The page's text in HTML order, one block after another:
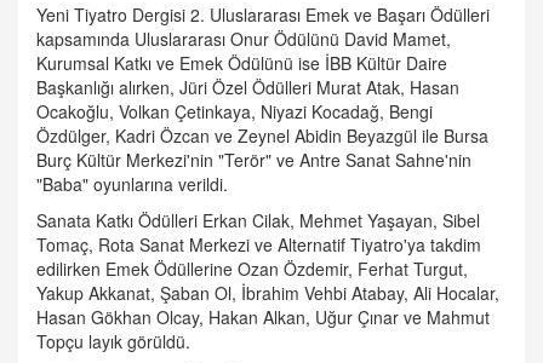
Yeni Tiyatro Dergisi 2. Uluslararası Emek ve Başarı Ödülleri
kapsamında Uluslararası Onur Ödülünü David Mamet,
Kurumsal Katkı ve Emek Ödülünü ise İBB Kültür Daire
Başkanlığı alırken, Jüri Özel Ödülleri Murat Atak, Hasan
Ocakoğlu, Volkan Çetinkaya, Niyazi Kocadağ, Bengi
Özdülger, Kadri Özcan ve Zeynel Abidin Beyazgül ile Bursa
Burç Kültür Merkezi'nin "Terör" ve Antre Sanat Sahne'nin
"Baba" oyunlarına verildi.
Sanata Katkı Ödülleri Erkan Cilak, Mehmet Yaşayan, Sibel
Tomaç, Rota Sanat Merkezi ve Alternatif Tiyatro'ya takdim
edilirken Emek Ödüllerine Ozan Özdemir, Ferhat Turgut,
Yakup Akkanat, Şaban Ol, İbrahim Vehbi Atabay, Ali Hocalar,
Hasan Gökhan Olcay, Hakan Alkan, Uğur Çınar ve Mahmut
Topçu layık görüldü.